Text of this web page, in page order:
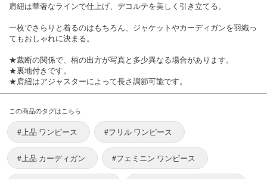
肩紐は華奢なラインで仕上げ、デコルテを美しく引き立てる。
一枚でさらりと着るのはもちろん、ジャケットやカーディガンを羽織っ
てもおしゃれに決まる。
★裁断の関係で、柄の出方が写真と多少異なる場合があります。
★裏地付きです。
★肩紐はアジャスターによって長さ調節可能です。
この商品のタグはこちら
#上品 ワンピース #フリル ワンピース
#上品 カーディガン #フェミニン ワンピース